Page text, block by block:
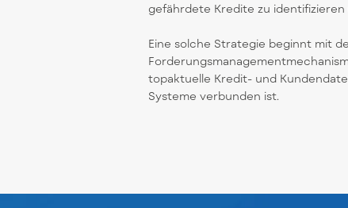
gefährdete Kredite zu identifizieren
Eine solche Strategie beginnt mit
topaktuelle Kredit- und
Systeme verbunden ist.